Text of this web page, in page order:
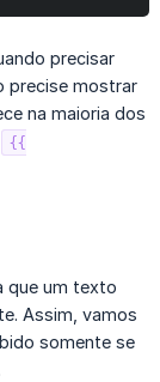
precisar
precise mostrar
na maioria dos
{{
que um texto
Assim, vamos
somente se